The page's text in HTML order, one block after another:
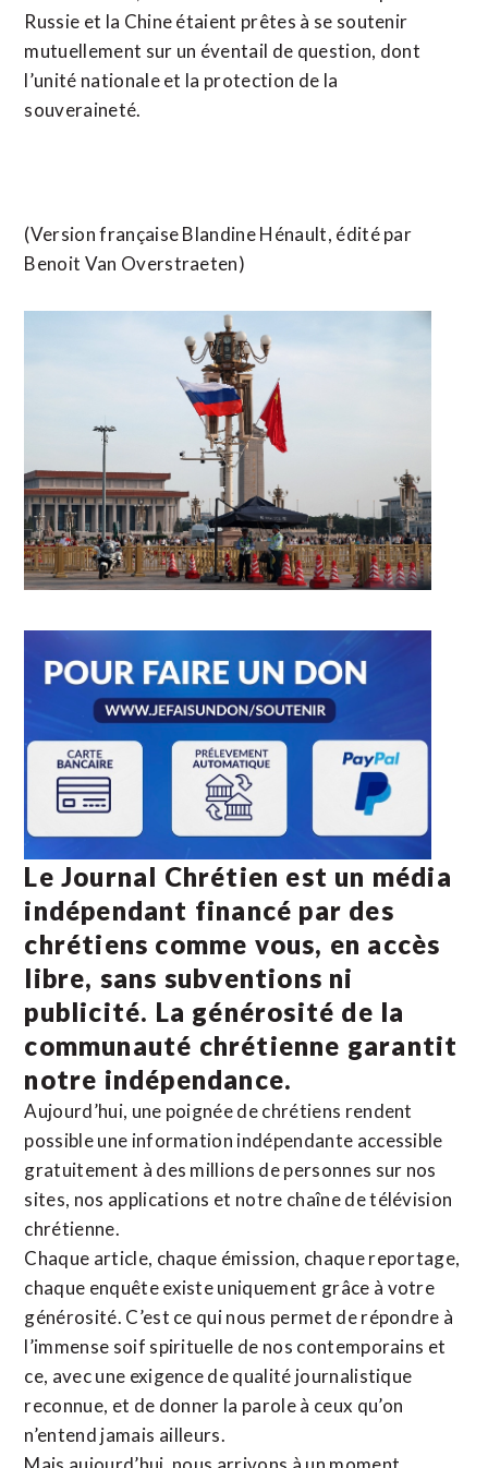
Russie ‌et la ​Chine étaient prêtes à se ​soutenir
mutuellement sur un éventail de question, dont
l’unité nationale et la protection de ⁠la
souveraineté.
(Version française Blandine Hénault, ​édité par
Benoit ​Van Overstraeten)
Le Journal Chrétien est un média
indépendant financé par des
chrétiens comme vous, en accès
libre, sans subventions ni
publicité. La générosité de la
communauté chrétienne garantit
notre indépendance.
Aujourd’hui, une poignée de chrétiens rendent
possible une information indépendante accessible
gratuitement à des millions de personnes sur nos
sites, nos applications et notre chaîne de télévision
chrétienne.
Chaque article, chaque émission, chaque reportage,
chaque enquête existe uniquement grâce à votre
générosité. C’est ce qui nous permet de répondre à
l’immense soif spirituelle de nos contemporains et
ce, avec une exigence de qualité journalistique
reconnue, et de donner la parole à ceux qu’on
n’entend jamais ailleurs.